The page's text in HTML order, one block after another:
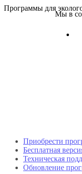
Мы в
Программы для
Приобрести
Бесплатная
Техническая
Обновление